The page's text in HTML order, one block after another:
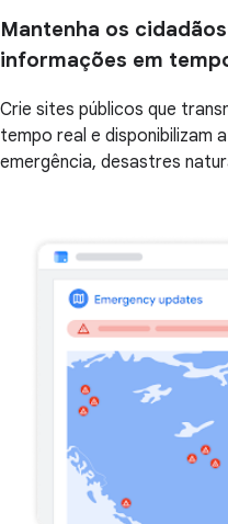
Mantenha os
informações em
Crie sites públicos que
tempo real e disponibilizam
emergência, desastres